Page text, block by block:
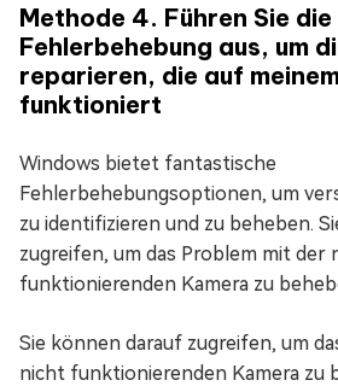
Methode 4. Führen Sie die
Fehlerbehebung aus, um
reparieren, die auf
funktioniert
Windows bietet fantastische
Fehlerbehebungsoptionen, um
zu identifizieren und zu beheben.
zugreifen, um das Problem mit der
funktionierenden Kamera zu
Sie können darauf zugreifen, um
nicht funktionierenden Kamera zu